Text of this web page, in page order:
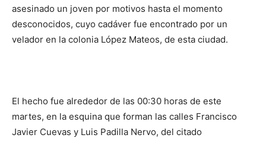
asesinado un joven por motivos hasta el momento
desconocidos, cuyo cadáver fue encontrado por un
velador en la colonia López Mateos, de esta ciudad.
El hecho fue alrededor de las 00:30 horas de este
martes, en la esquina que forman las calles Francisco
Javier Cuevas y Luis Padilla Nervo, del citado